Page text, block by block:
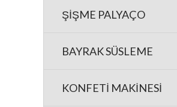
ŞİŞME PALYAÇO
BAYRAK SÜSLEME
KONFETİ MAKİNESİ